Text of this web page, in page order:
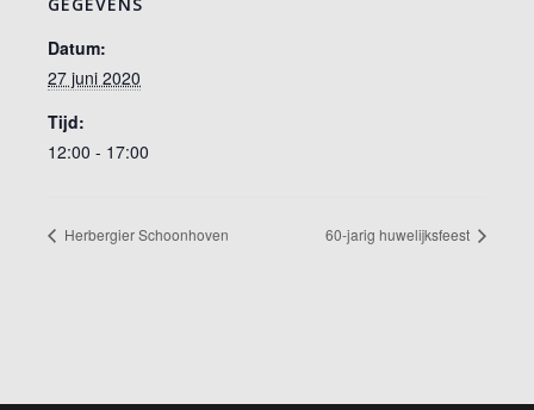
GEGEVENS
Datum:
27 juni 2020
Tijd:
12:00 - 17:00
Herbergier Schoonhoven 60-jarig huwelijksfeest